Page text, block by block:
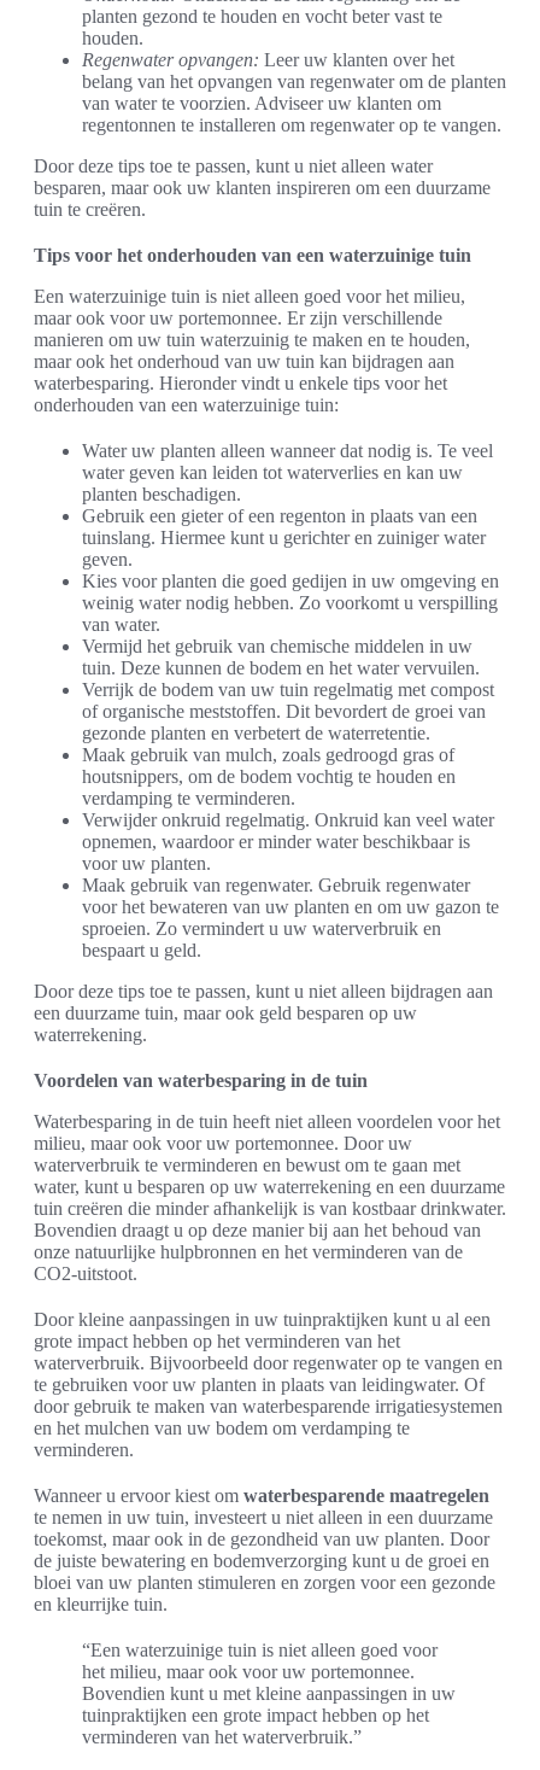
planten gezond te houden en vocht beter vast te
houden.
Regenwater opvangen: Leer uw klanten over het
belang van het opvangen van regenwater om de planten
van water te voorzien. Adviseer uw klanten om
regentonnen te installeren om regenwater op te vangen.
Door deze tips toe te passen, kunt u niet alleen water
besparen, maar ook uw klanten inspireren om een duurzame
tuin te creëren.
Tips voor het onderhouden van een waterzuinige tuin
Een waterzuinige tuin is niet alleen goed voor het milieu,
maar ook voor uw portemonnee. Er zijn verschillende
manieren om uw tuin waterzuinig te maken en te houden,
maar ook het onderhoud van uw tuin kan bijdragen aan
waterbesparing. Hieronder vindt u enkele tips voor het
onderhouden van een waterzuinige tuin:
Water uw planten alleen wanneer dat nodig is. Te veel
water geven kan leiden tot waterverlies en kan uw
planten beschadigen.
Gebruik een gieter of een regenton in plaats van een
tuinslang. Hiermee kunt u gerichter en zuiniger water
geven.
Kies voor planten die goed gedijen in uw omgeving en
weinig water nodig hebben. Zo voorkomt u verspilling
van water.
Vermijd het gebruik van chemische middelen in uw
tuin. Deze kunnen de bodem en het water vervuilen.
Verrijk de bodem van uw tuin regelmatig met compost
of organische meststoffen. Dit bevordert de groei van
gezonde planten en verbetert de waterretentie.
Maak gebruik van mulch, zoals gedroogd gras of
houtsnippers, om de bodem vochtig te houden en
verdamping te verminderen.
Verwijder onkruid regelmatig. Onkruid kan veel water
opnemen, waardoor er minder water beschikbaar is
voor uw planten.
Maak gebruik van regenwater. Gebruik regenwater
voor het bewateren van uw planten en om uw gazon te
sproeien. Zo vermindert u uw waterverbruik en
bespaart u geld.
Door deze tips toe te passen, kunt u niet alleen bijdragen aan
een duurzame tuin, maar ook geld besparen op uw
waterrekening.
Voordelen van waterbesparing in de tuin
Waterbesparing in de tuin heeft niet alleen voordelen voor het
milieu, maar ook voor uw portemonnee. Door uw
waterverbruik te verminderen en bewust om te gaan met
water, kunt u besparen op uw waterrekening en een duurzame
tuin creëren die minder afhankelijk is van kostbaar drinkwater.
Bovendien draagt u op deze manier bij aan het behoud van
onze natuurlijke hulpbronnen en het verminderen van de
CO2-uitstoot.
Door kleine aanpassingen in uw tuinpraktijken kunt u al een
grote impact hebben op het verminderen van het
waterverbruik. Bijvoorbeeld door regenwater op te vangen en
te gebruiken voor uw planten in plaats van leidingwater. Of
door gebruik te maken van waterbesparende irrigatiesystemen
en het mulchen van uw bodem om verdamping te
verminderen.
Wanneer u ervoor kiest om waterbesparende maatregelen
te nemen in uw tuin, investeert u niet alleen in een duurzame
toekomst, maar ook in de gezondheid van uw planten. Door
de juiste bewatering en bodemverzorging kunt u de groei en
bloei van uw planten stimuleren en zorgen voor een gezonde
en kleurrijke tuin.
“Een waterzuinige tuin is niet alleen goed voor
het milieu, maar ook voor uw portemonnee.
Bovendien kunt u met kleine aanpassingen in uw
tuinpraktijken een grote impact hebben op het
verminderen van het waterverbruik.”